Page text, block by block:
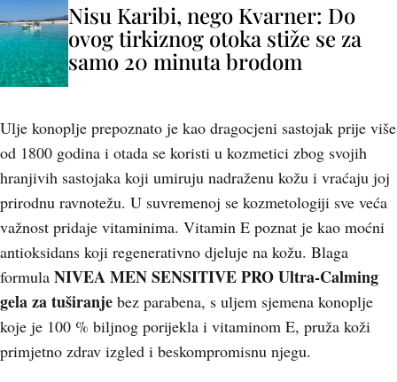
Nisu Karibi, nego Kvarner: Do
ovog tirkiznog otoka stiže se za
samo 20 minuta brodom
Ulje konoplje prepoznato je kao dragocjeni sastojak prije više
od 1800 godina i otada se koristi u kozmetici zbog svojih
hranjivih sastojaka koji umiruju nadraženu kožu i vraćaju joj
prirodnu ravnotežu. U suvremenoj se kozmetologiji sve veća
važnost pridaje vitaminima. Vitamin E poznat je kao moćni
antioksidans koji regenerativno djeluje na kožu. Blaga
formula NIVEA MEN SENSITIVE PRO Ultra-Calming
gela za tuširanje bez parabena, s uljem sjemena konoplje
koje je 100 % biljnog porijekla i vitaminom E, pruža koži
primjetno zdrav izgled i beskompromisnu njegu.